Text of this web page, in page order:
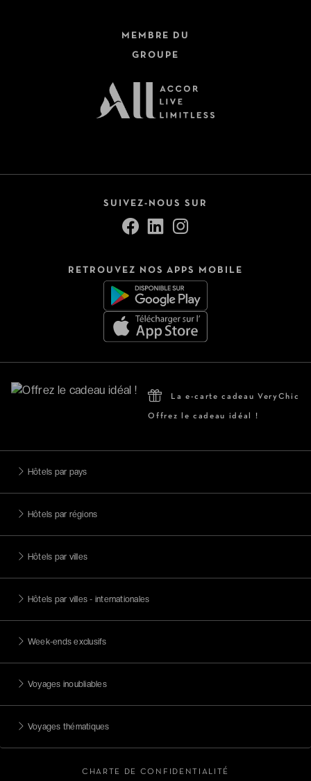
MEMBRE DU
GROUPE
SUIVEZ-NOUS SUR
RETROUVEZ NOS APPS MOBILE
La e-carte cadeau VeryChic
Offrez le cadeau idéal !
Hôtels par pays
Hôtels par régions
Hôtels par villes
Hôtels par villes - internationales
Week-ends exclusifs
Voyages inoubliables
Voyages thématiques
CHARTE DE CONFIDENTIALITÉ